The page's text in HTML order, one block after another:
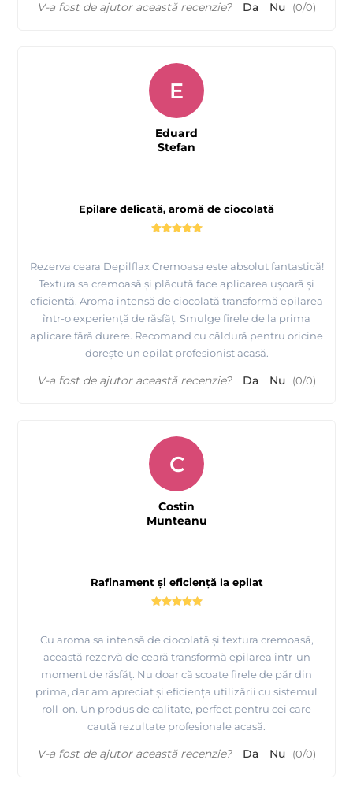
V-a fost de ajutor această recenzie? Da Nu (0/0)
Epilare delicată, aromă de ciocolată
Rezerva ceara Depilflax Cremoasa este absolut fantastică!
Textura sa cremoasă și plăcută face aplicarea ușoară și
eficientă. Aroma intensă de ciocolată transformă epilarea
într-o experiență de răsfăț. Smulge firele de la prima
aplicare fără durere. Recomand cu căldură pentru oricine
dorește un epilat profesionist acasă.
E
Eduard
Stefan
V-a fost de ajutor această recenzie? Da Nu (0/0)
Rafinament și eficiență la epilat
Cu aroma sa intensă de ciocolată și textura cremoasă,
această rezervă de ceară transformă epilarea într-un
moment de răsfăț. Nu doar că scoate firele de păr din
prima, dar am apreciat și eficiența utilizării cu sistemul
roll-on. Un produs de calitate, perfect pentru cei care
caută rezultate profesionale acasă.
C
Costin
Munteanu
V-a fost de ajutor această recenzie? Da Nu (0/0)